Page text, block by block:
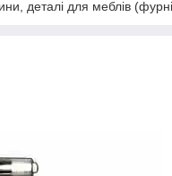
деталі для меблів